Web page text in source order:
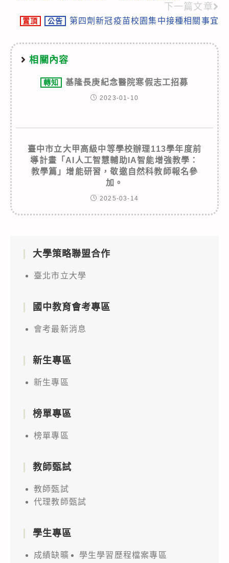
下一篇文章
置頂 公告 第四劑新冠疫苗校園集中接種相關事宜
相關內容
轉知 基隆長庚紀念醫院寒假志工招募
2023-01-10
臺中市立大甲高級中等學校辦理113學年度前
導計畫「AI人工智慧輔助IA智能增強教學：
教學篇」增能研習，敬邀自然科教師報名參
加。
2025-03-14
大學策略聯盟合作
臺北市立大學
國中教育會考專區
會考最新消息
新生專區
新生專區
榜單專區
榜單專區
教師甄試
教師甄試
代理教師甄試
學生專區
成績缺曠 學生學習歷程檔案專區